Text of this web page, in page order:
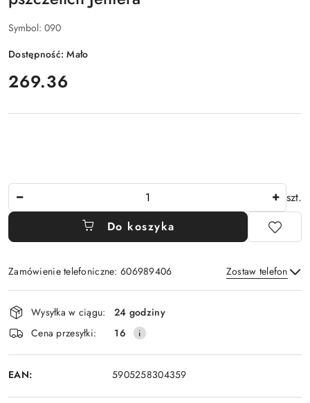
Symbol: 090
Dostępność:Mało
cena:
269.36
szt.
Do koszyka
Zamówienie telefoniczne: 606989406 Zostaw telefon
Wyślij
Dostępność
i
dostawa
Wysyłka w ciągu:
24 godziny
Cena przesyłki:
16
EAN: 5905258304359